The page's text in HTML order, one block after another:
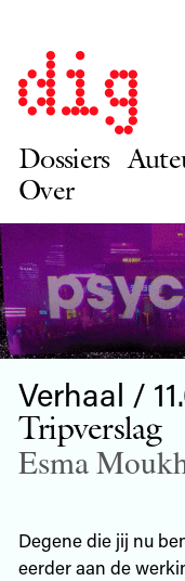
Dossiers
Over
Verhaal /
Tripverslag
Esma
Degene die jij nu
eerder aan de